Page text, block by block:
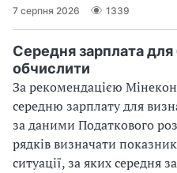
7 серпня 2026 1339
Середня зарплата
обчислити
За рекомендацією
середню зарплату для
за даними Податкового
рядків визначати
ситуації, за яких середня